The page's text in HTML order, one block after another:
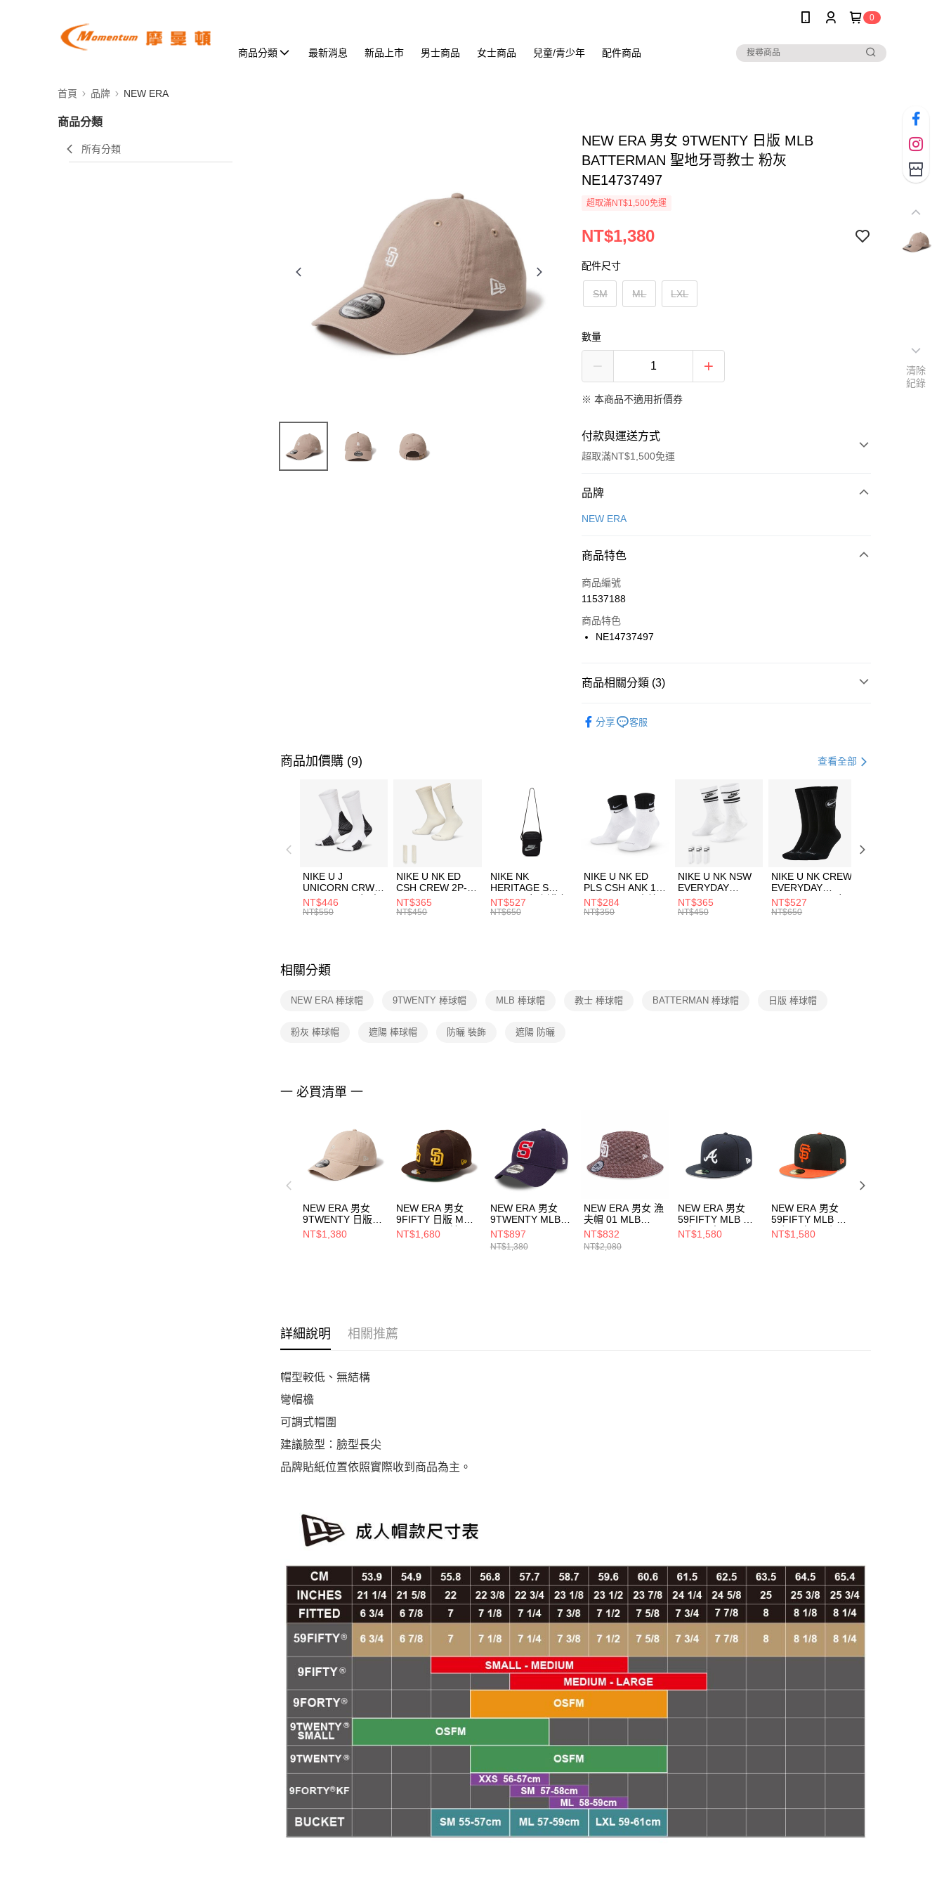
0
商品分類 最新消息 新品上市 男士商品 女士商品 兒童/青少年 配件商品
首頁 品牌 NEW ERA
商品分類
所有分類
NEW ERA 男女 9TWENTY 日版 MLB
BATTERMAN 聖地牙哥教士 粉灰
NE14737497
超取滿NT$1,500免運
NT$1,380
配件尺寸
SM ML LXL
數量
※ 本商品不適用折價券
付款與運送方式
超取滿NT$1,500免運
付款方式
信用卡一次付款
合作金庫商業銀行
華南商業銀行
上海商業儲蓄銀行
國泰世華商業銀行
聯邦商業銀行
台新國際商業銀行
LINE Pay
Apple Pay
【關於「AFTEE先享後付」】
３．安心：先確認商品／服務後，再付款。
【「AFTEE先享後付」結帳流程】
１．於結帳方式選擇「AFTEE先享後付」後，將跳轉至「AFTEE先享後
付」結帳頁面，進行簡訊認證並確認金額後，即可完成結帳。
２．訂單成立數日內，您將收到繳費通知簡訊。
３．收到繳費通知簡訊後14天內，點擊此簡訊中的連結，可透過四大超商
／ATM／網路銀行／等多元方式進行付款，方視為交易完成。
※ 請注意：結帳手續完成當下不需立刻繳費，但若您需要取消訂單，請聯
絡購買商品的店家。未經商家同意取消之訂單仍視為有效，需透過AFTEE
先享後付繳納相關費用。
交易，需依本服務之必要範圍內提供個人資料，並將交易相關給付款項請
５．嚴禁一人註冊多個帳號或使用他人資訊註冊。若發現惡意使用之情
形，恩沛科技股份有限公司將有權停止該用戶之使用額度並採取法律行
動。
每筆NT$100，滿NT$1,500(含以上)免運費
每筆NT$100，滿NT$1,500(含以上)免運費
付款後門市自取
每筆NT$100，滿NT$1,500(含以上)免運費
品牌
NEW ERA
商品特色
商品編號
11537188
商品特色
NE14737497
商品相關分類 (3)
分享 客服
商品加價購 (9) 查看全部
NIKE U J
UNICORN CRW
1PR -160 男女 中
統襪 FZ3393100
NT$446
NT$550
NIKE U NK ED
CSH CREW 2P-
144 EMBRDY 男
女 短統襪
NT$365
NT$450
NIKE NK
HERITAGE S
SMIT 男女 側背包
BA5871010
NT$527
NT$650
NIKE U NK ED
PLS CSH ANK 1P
144 DBL 男 中統
襪 DH4058104
NT$284
NT$350
NIKE U NK NSW
EVERYDAY
ESSENTIAL CR
男女 短統襪
NT$365
NT$450
NIKE U NK CREW
EVERYDAY
BBALL 3PR 男女
長統襪
NT$527
NT$650
相關分類
NEW ERA 棒球帽 9TWENTY 棒球帽 MLB 棒球帽 教士 棒球帽 BATTERMAN 棒球帽 日版 棒球帽
粉灰 棒球帽 遮陽 棒球帽 防曬 裝飾 遮陽 防曬
一 必買清單 一
NEW ERA 男女
9TWENTY 日版
MLB
BATTERMAN 費城
NT$1,380
NEW ERA 男女
9FIFTY 日版 MLB
W LOGO 聖地牙
哥教士 核桃
NT$1,680
NEW ERA 男女
9TWENTY MLB
VARSITY COOP聖
地牙哥教士
NE60503583
NT$897
NT$1,380
NEW ERA 男女 漁
夫帽 01 MLB
WASH CHECKER
聖地牙哥教士
NE13956946
NT$832
NT$2,080
NEW ERA 男女
59FIFTY MLB 球
員帽 勇士
NE70361058
NT$1,580
NEW ERA 男女
59FIFTY MLB 球
員帽巨人 黑/ 橘
NE70360951
NT$1,580
詳細說明 相關推薦
帽型較低、無結構
彎帽檐
可調式帽圍
建議臉型：臉型長尖
品牌貼紙位置依照實際收到商品為主。
清除
紀錄